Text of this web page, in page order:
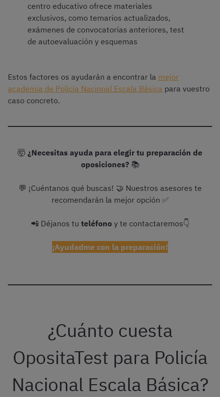
centro educativo ofrece materiales
exclusivos, como temarios actualizados,
exámenes de convocatorias anteriores, test
de autoevaluación y esquemas
Estos factores os ayudarán a encontrar la mejor
academia de Policía Nacional Escala Básica para vuestro
caso concreto.
🤯 ¿Necesitas ayuda para elegir tu preparación de
oposiciones?📚
💬 ¡Cuéntanos qué buscas! 🤝 Nuestros asesores te
recomendarán la mejor opción ✅
📲 Déjanos tu teléfono y te contactaremos👇
¡Ayudadme con la preparación!
¿Cuánto cuesta
OpositaTest para Policía
Nacional Escala Básica?